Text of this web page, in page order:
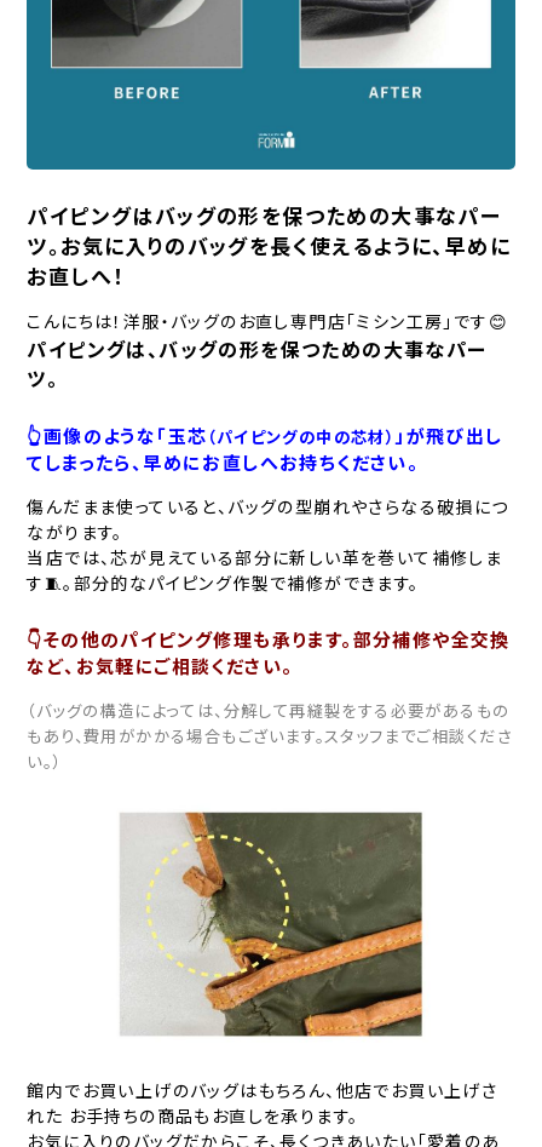
パイピングはバッグの形を保つための大事なパー
ツ。お気に入りのバッグを長く使えるように、早めに
お直しへ！
こんにちは！洋服・バッグのお直し専門店「ミシン工房」です😊
パイピングは、バッグの形を保つための大事なパー
ツ。
👆画像のような「玉芯 （パイピングの中の芯材） 」が飛び出し
てしまったら、早めにお直しへお持ちください。
傷んだまま使っていると、バッグの型崩れやさらなる破損につ
ながります。
当店では、芯が見えている部分に新しい革を巻いて補修しま
す🧵。部分的なパイピング作製で補修ができます。
👇その他のパイピング修理も承ります。部分補修や全交換
など、お気軽にご相談ください。
（バッグの構造によっては、分解して再縫製をする必要があるもの
もあり、費用がかかる場合もございます。スタッフまでご相談くださ
い。）
館内でお買い上げのバッグはもちろん、他店でお買い上げさ
れた お手持ちの商品もお直しを承ります。
お気に入りのバッグだからこそ、長くつきあいたい「愛着のあ